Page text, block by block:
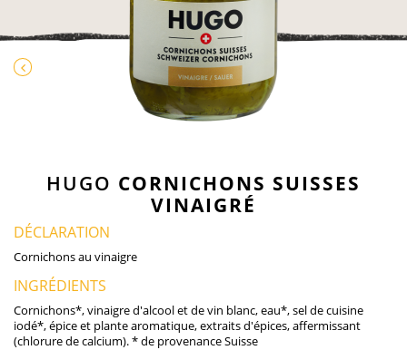
HUGO CORNICHONS SUISSES
VINAIGRÉ
DÉCLARATION
Cornichons au vinaigre
INGRÉDIENTS
Cornichons*, vinaigre d'alcool et de vin blanc, eau*, sel de cuisine
iodé*, épice et plante aromatique, extraits d'épices, affermissant
(chlorure de calcium). * de provenance Suisse